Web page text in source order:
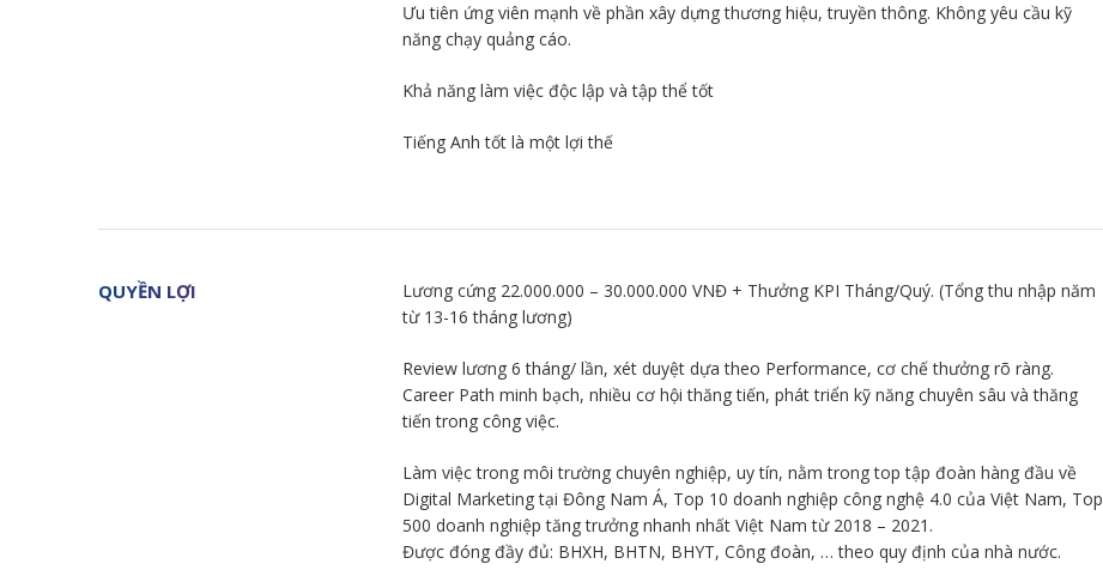
Ưu tiên ứng viên mạnh về phần xây dựng thương hiệu, truyền thông. Không yêu cầu kỹ
năng chạy quảng cáo.
Khả năng làm việc độc lập và tập thể tốt
Tiếng Anh tốt là một lợi thế
QUYỀN LỢI
Lương cứng 22.000.000 – 30.000.000 VNĐ + Thưởng KPI Tháng/Quý. (Tổng thu nhập năm
từ 13-16 tháng lương)
Review lương 6 tháng/ lần, xét duyệt dựa theo Performance, cơ chế thưởng rõ ràng.
Career Path minh bạch, nhiều cơ hội thăng tiến, phát triển kỹ năng chuyên sâu và thăng
tiến trong công việc.
Làm việc trong môi trường chuyên nghiệp, uy tín, nằm trong top tập đoàn hàng đầu về
Digital Marketing tại Đông Nam Á, Top 10 doanh nghiệp công nghệ 4.0 của Việt Nam, Top
500 doanh nghiệp tăng trưởng nhanh nhất Việt Nam từ 2018 – 2021.
Được đóng đầy đủ: BHXH, BHTN, BHYT, Công đoàn, … theo quy định của nhà nước.